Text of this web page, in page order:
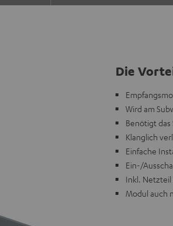
Die
Wird am
Benötigt
Klanglich
Einfache
Ein-/
Inkl. Netzteil
Modul auch